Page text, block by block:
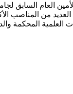
العام السابق
من المناصب
العلمية المحكمة